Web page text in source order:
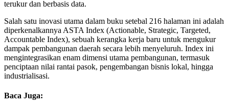
terukur dan berbasis data.
Salah satu inovasi utama dalam buku setebal 216 halaman ini adalah
diperkenalkannya ASTA Index (Actionable, Strategic, Targeted,
Accountable Index), sebuah kerangka kerja baru untuk mengukur
dampak pembangunan daerah secara lebih menyeluruh. Index ini
mengintegrasikan enam dimensi utama pembangunan, termasuk
penciptaan nilai rantai pasok, pengembangan bisnis lokal, hingga
industrialisasi.
Baca Juga: